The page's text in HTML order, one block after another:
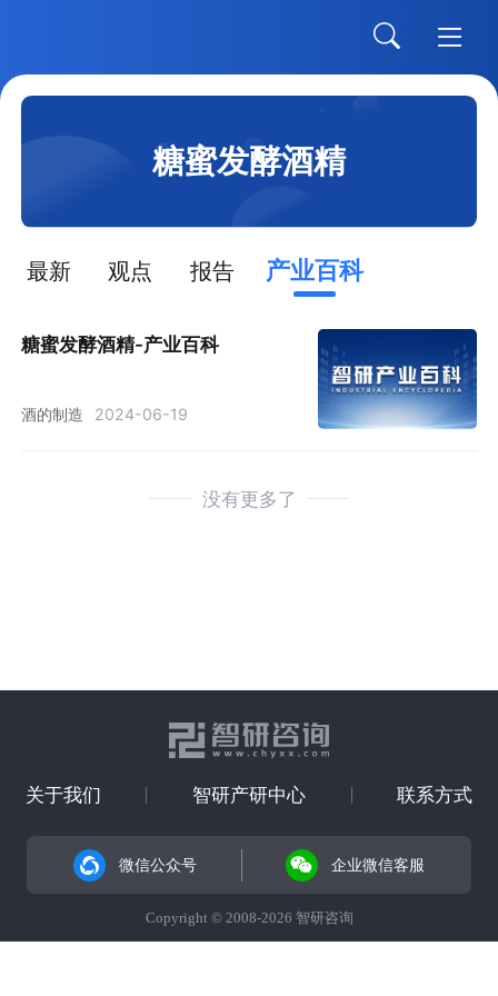
糖蜜发酵酒精
最新 观点 报告 产业百科
糖蜜发酵酒精-产业百科
酒的制造 2024-06-19
没有更多了
关于我们 智研产研中心 联系方式
微信公众号 企业微信客服
Copyright © 2008-2026 智研咨询